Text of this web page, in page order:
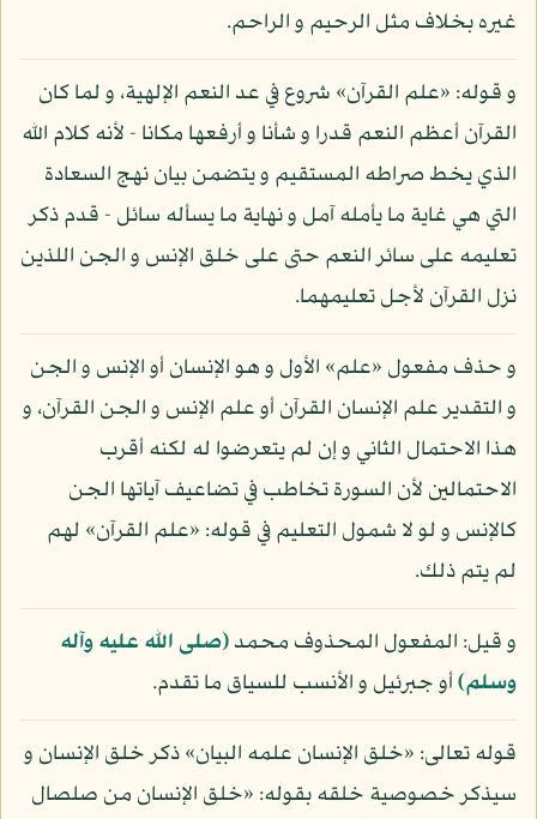
غيره بخلاف مثل الرحيم و الراحم.
و قوله: «علم القرآن» شروع في عد النعم الإلهية، و لما كان
القرآن أعظم النعم قدرا و شأنا و أرفعها مكانا - لأنه كلام الله
الذي يخط صراطه المستقيم و يتضمن بيان نهج السعادة
التي هي غاية ما يأمله آمل و نهاية ما يسأله سائل - قدم ذكر
تعليمه على سائر النعم حتى على خلق الإنس و الجن اللذين
نزل القرآن لأجل تعليمهما.
و حذف مفعول «علم» الأول و هو الإنسان أو الإنس و الجن
و التقدير علم الإنسان القرآن أو علم الإنس و الجن القرآن، و
هذا الاحتمال الثاني و إن لم يتعرضوا له لكنه أقرب
الاحتمالين لأن السورة تخاطب في تضاعيف آياتها الجن
كالإنس و لو لا شمول التعليم في قوله: «علم القرآن» لهم
لم يتم ذلك.
و قيل: المفعول المحذوف محمد(صلى الله عليه وآله
وسلم)أو جبرئيل و الأنسب للسياق ما تقدم.
قوله تعالى: «خلق الإنسان علمه البيان» ذكر خلق الإنسان و
سيذكر خصوصية خلقه بقوله: «خلق الإنسان من صلصال